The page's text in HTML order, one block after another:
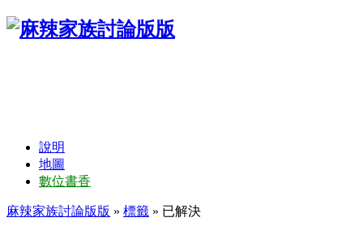
說明
地圖
數位書香
麻辣家族討論版版 » 標籤 » 已解決